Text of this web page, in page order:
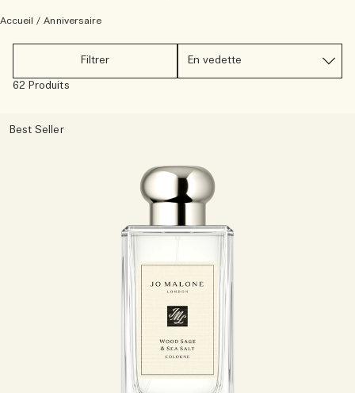
Riches et floraux
Accessoires pour bougie
Accueil / Anniversaire
Filtrer
62 Produits
Best Seller